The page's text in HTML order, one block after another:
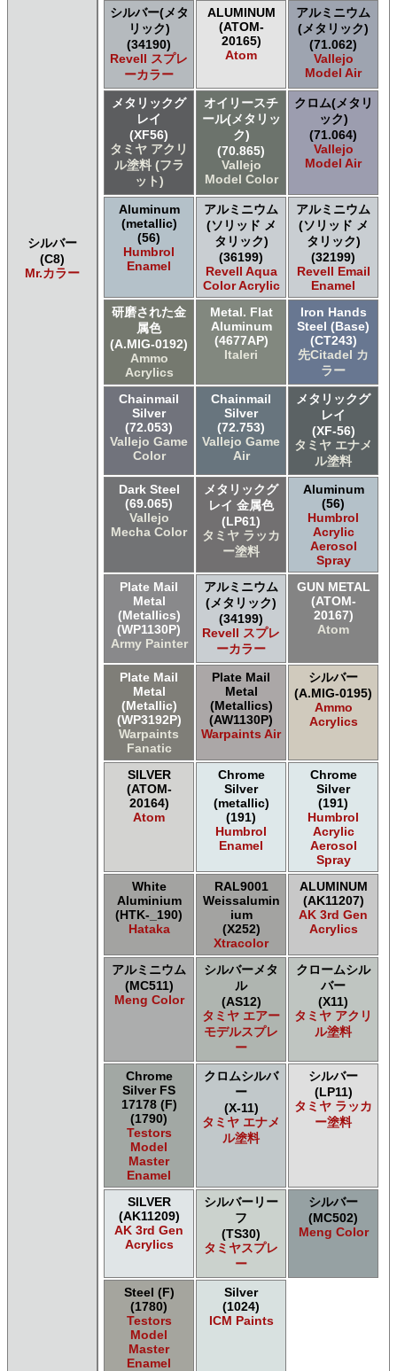
ＧＳＩクレオス Mr.トップコート
ＧＳＩクレオス Mr.メタリックカラーGX
ＧＳＩクレオス Mr.メタルカラー
ＧＳＩクレオス アクリジョン
ＧＳＩクレオス ガンダムカラー
ＧＳＩクレオス ガンダムカラー
ＧＳＩクレオス ガンダムカラースプレー
ＧＳＩクレオス ガンダムカラースプレー
ＧＳＩクレオス ガンダムマーカー
ＧＳＩクレオス 水性ホビーカラー
シルバー
(C8)
Mr.カラー
シルバー(メタ
リック)
(34190)
Revell スプレ
ーカラー
ALUMINUM
(ATOM-
20165)
Atom
アルミニウム
(メタリック)
(71.062)
Vallejo
Model Air
メタリックグ
レイ
(XF56)
タミヤ アクリ
ル塗料 (フラ
ット)
オイリースチ
ール(メタリッ
ク)
(70.865)
Vallejo
Model Color
クロム(メタリ
ック)
(71.064)
Vallejo
Model Air
Aluminum
(metallic)
(56)
Humbrol
Enamel
アルミニウム
(ソリッド メ
タリック)
(36199)
Revell Aqua
Color Acrylic
アルミニウム
(ソリッド メ
タリック)
(32199)
Revell Email
Enamel
研磨された金
属色
(A.MIG-0192)
Ammo
Acrylics
Metal. Flat
Aluminum
(4677AP)
Italeri
Iron Hands
Steel (Base)
(CT243)
先Citadel カ
ラー
Chainmail
Silver
(72.053)
Vallejo Game
Color
Chainmail
Silver
(72.753)
Vallejo Game
Air
メタリックグ
レイ
(XF-56)
タミヤ エナメ
ル塗料
Dark Steel
(69.065)
Vallejo
Mecha Color
メタリックグ
レイ 金属色
(LP61)
タミヤ ラッカ
ー塗料
Aluminum
(56)
Humbrol
Acrylic
Aerosol
Spray
Plate Mail
Metal
(Metallics)
(WP1130P)
Army Painter
アルミニウム
(メタリック)
(34199)
Revell スプレ
ーカラー
GUN METAL
(ATOM-
20167)
Atom
Plate Mail
Metal
(Metallic)
(WP3192P)
Warpaints
Fanatic
Plate Mail
Metal
(Metallics)
(AW1130P)
Warpaints Air
シルバー
(A.MIG-0195)
Ammo
Acrylics
SILVER
(ATOM-
20164)
Atom
Chrome
Silver
(metallic)
(191)
Humbrol
Enamel
Chrome
Silver
(191)
Humbrol
Acrylic
Aerosol
Spray
White
Aluminium
(HTK-_190)
Hataka
RAL9001
Weissalumin
ium
(X252)
Xtracolor
ALUMINUM
(AK11207)
AK 3rd Gen
Acrylics
アルミニウム
(MC511)
Meng Color
シルバーメタ
ル
(AS12)
タミヤ エアー
モデルスプレ
ー
クロームシル
バー
(X11)
タミヤ アクリ
ル塗料
Chrome
Silver FS
17178 (F)
(1790)
Testors
Model
Master
Enamel
クロムシルバ
ー
(X-11)
タミヤ エナメ
ル塗料
シルバー
(LP11)
タミヤ ラッカ
ー塗料
SILVER
(AK11209)
AK 3rd Gen
Acrylics
シルバーリー
フ
(TS30)
タミヤスプレ
ー
シルバー
(MC502)
Meng Color
Steel (F)
(1780)
Testors
Model
Master
Enamel
Silver
(1024)
ICM Paints